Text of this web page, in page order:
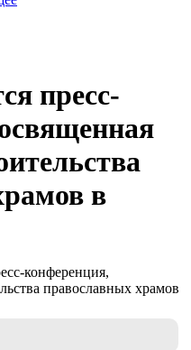
пресс-
в
конференция,
православных храмов